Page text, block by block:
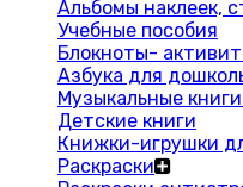
Альбомы наклеек,
Учебные пособия
Блокноты-
Азбука для
Музыкальные
Детские книги
Книжки-игрушки
Раскраски